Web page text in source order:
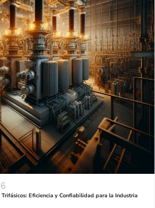
Eficiencia y Confiabilidad para la Industria